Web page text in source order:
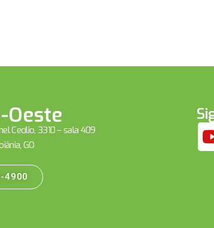
Oeste
Cecílio, 3310 – sala 409
GO
4900